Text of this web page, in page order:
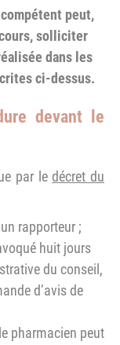
peut,
solliciter
dans les
ci-dessus.
devant le
par le décret du
rapporteur ;
huit jours
du conseil,
d’avis de
pharmacien peut